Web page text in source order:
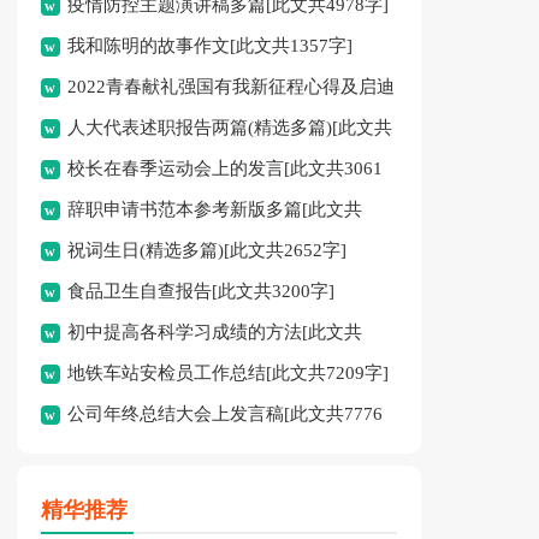
疫情防控主题演讲稿多篇[此文共4978字]
我和陈明的故事作文[此文共1357字]
2022青春献礼强国有我新征程心得及启迪
多篇[此文共4095字]
人大代表述职报告两篇(精选多篇)[此文共
12798字]
校长在春季运动会上的发言[此文共3061
字] 辞职申请书范本参考新版多篇[此文共
2986字]
祝词生日(精选多篇)[此文共2652字]
食品卫生自查报告[此文共3200字]
初中提高各科学习成绩的方法[此文共
2526字]
地铁车站安检员工作总结[此文共7209字]
公司年终总结大会上发言稿[此文共7776
精华推荐